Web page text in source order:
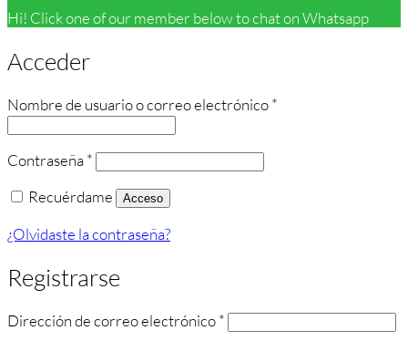
Hi! Click one of our member below to chat on Whatsapp
Acceder
Nombre de usuario o correo electrónico*
Contraseña*Obligatorio
Recuérdame
Acceso
¿Olvidaste la contraseña?
Registrarse
Dirección de correo electrónico*Obligatorio